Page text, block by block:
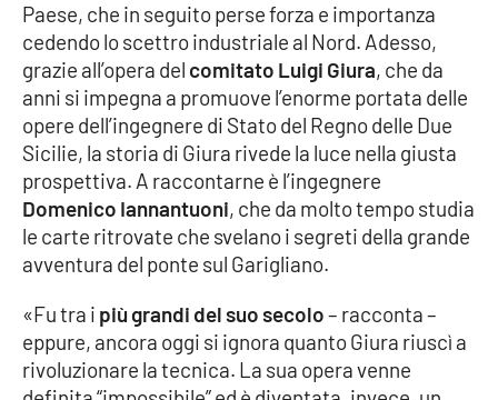
Sanità
Società
Sport
RUBRICHE
Good Morning Vietnam
Parchi Marini Calabria
Leggendo Alvaro insieme
Paese, che in seguito perse forza e importanza
cedendo lo scettro industriale al Nord. Adesso,
grazie all’opera del comitato Luigi Giura, che da
anni si impegna a promuove l’enorme portata delle
opere dell’ingegnere di Stato del Regno delle Due
Sicilie, la storia di Giura rivede la luce nella giusta
prospettiva. A raccontarne è l’ingegnere
Domenico Iannantuoni, che da molto tempo studia
le carte ritrovate che svelano i segreti della grande
avventura del ponte sul Garigliano.
«Fu tra i più grandi del suo secolo– racconta –
eppure, ancora oggi si ignora quanto Giura riuscì a
rivoluzionare la tecnica. La sua opera venne